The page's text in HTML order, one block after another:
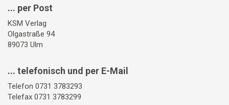
... per Post
KSM Verlag
Olgastraße 94
89073 Ulm
... telefonisch und per E-Mail
Telefon 0731 3783293
Telefax 0731 3783299